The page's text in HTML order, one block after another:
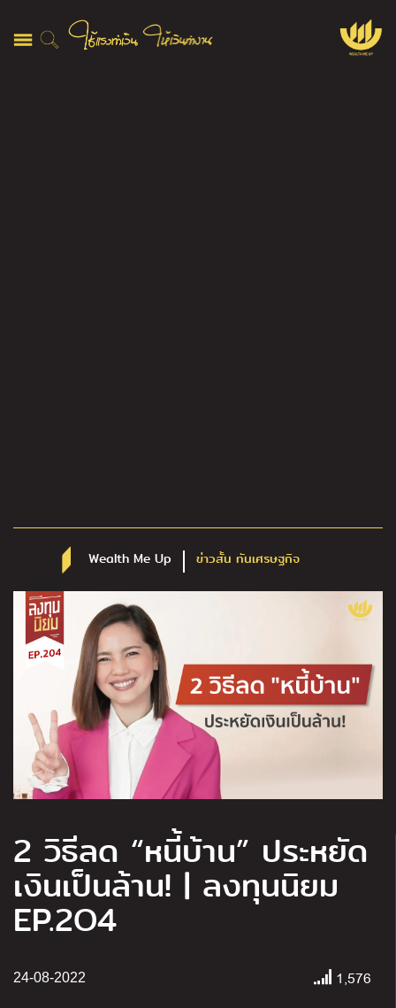
Wealth Me Up ข่าวสั้น ทันเศรษฐกิจ
2 วิธีลด “หนี้บ้าน” ประหยัด
เงินเป็นล้าน! | ลงทุนนิยม
EP.2O4
24-08-2022 1,576